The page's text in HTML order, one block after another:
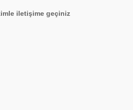
iletişime geçiniz